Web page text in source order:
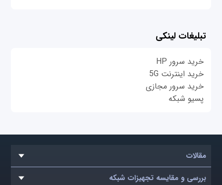
تبلیغات لینکی
خرید سرور HP
خرید اینترنت 5G
خرید سرور مجازی
پسیو شبکه
مقالات
بررسی و مقایسه تجهیزات شبکه